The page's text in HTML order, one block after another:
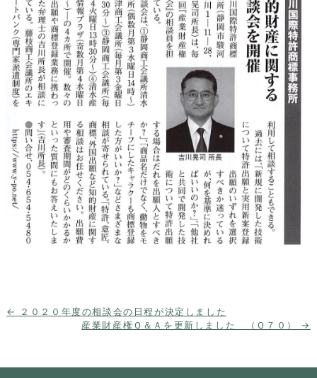
投
←
２０２０年度の相談会の日程が決定しました
産業財産権Ｑ＆Ａを更新しました （Ｑ７０） →